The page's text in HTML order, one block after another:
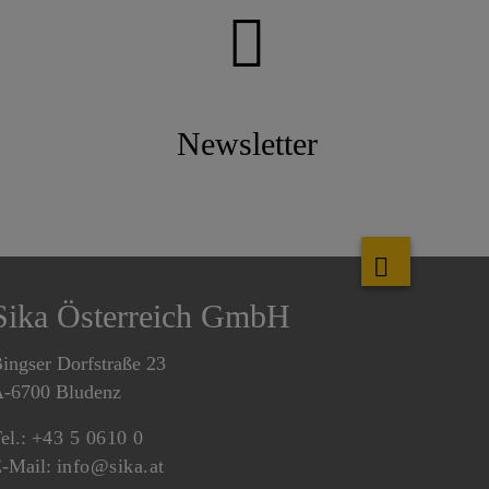
Newsletter
Österreich GmbH
Dorfstraße 23
6700 Bludenz
+43 5 0610 0
Mail: info@sika.at